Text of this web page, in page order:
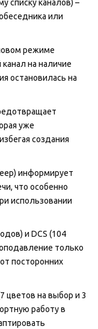
списку каналов) –
или
режиме
на наличие
остановилась на
уже
создания
информирует
что особенно
использовании
и DCS (104
только
посторонних
цветов на выбор и 3
работу в